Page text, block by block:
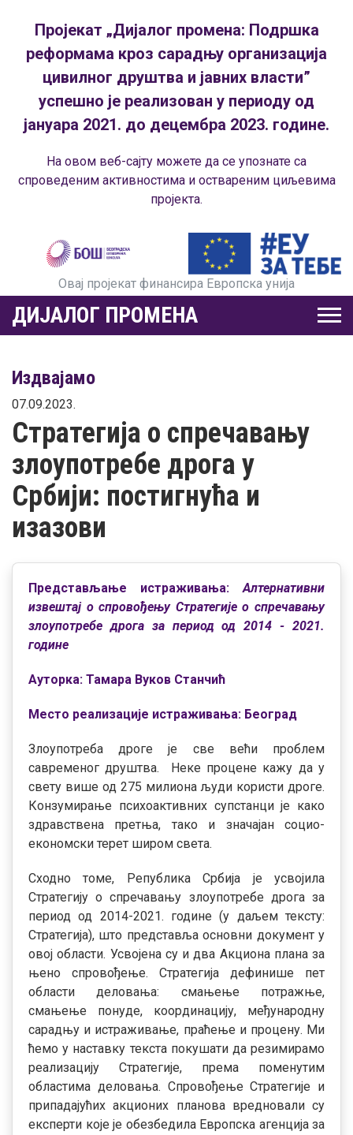
Пројекат „Дијалог промена: Подршка
реформама кроз сарадњу организација
цивилног друштва и јавних власти”
успешно је реализован у периоду од
јануара 2021. до децембра 2023. године.
На овом веб-сајту можете да се упознате са
спроведеним активностима и оствареним циљевима
пројекта.
Овај пројекат финансира Европска унија
ДИЈАЛОГ ПРОМЕНА
Издвајамо
07.09.2023.
Стратегија о спречавању
злоупотребе дрога у
Србији: постигнућа и
изазови
Представљање истраживања:Алтернативни
извештај о спровођењу Стратегије о спречавању
злоупотребе дрога за период од 2014 - 2021.
године
Ауторка: Тамара Вуков Станчић
Место реализације истраживањa: Београд
Злоупотреба дроге је све већи проблем
савременог друштва. Неке процене кажу да у
свету више од 275 милиона људи користи дроге.
Конзумирање психоактивних супстанци је како
здравствена претња, тако и значајан социо-
економски терет широм света.
Сходно томе, Република Србија је усвојила
Стратегију о спречавању злоупотребе дрога за
период од 2014-2021. године (у даљем тексту:
Стратегија), што представља основни документ у
овој области. Усвојена су и два Акциона плана за
њено спровођење. Стратегија дефинише пет
области деловања: смањење потражње,
смањење понуде, координацију, међународну
сарадњу и истраживање, праћење и процену. Ми
ћемо у наставку текста покушати да резимирамо
реализацију Стратегије, према поменутим
областима деловања. Спровођење Стратегије и
припадајућих акционих планова вредновали су
експерти које је обезбедила Европска агенција за